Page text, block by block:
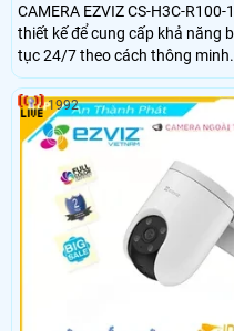
CAMERA EZVIZ CS-H3C-
thiết kế để cung cấp khả năng
tục 24/7 theo cách thông minh. Hoạt động như
một người bảo vệ ngoài trời
nhà, máy ảnh này hiển thị
tầm nhìn ban đêm đầy màu
thông minh để phát hiện các
người và cung cấp khả năng
1992